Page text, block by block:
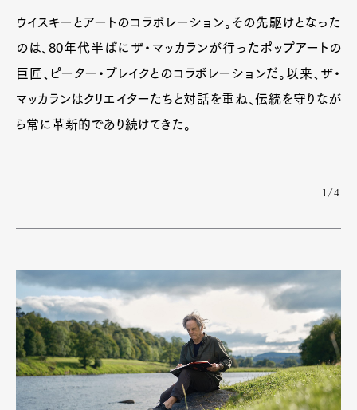
Pen Membership
Magazine
Official Columnist
About
ウイスキーとアートのコラボレーション。その先駆けとなった
のは、80年代半ばにザ・マッカランが行ったポップアートの
巨匠、ピーター・ブレイクとのコラボレーションだ。以来、ザ・
マッカランはクリエイターたちと対話を重ね、伝統を守りなが
ら常に革新的であり続けてきた。
1/4